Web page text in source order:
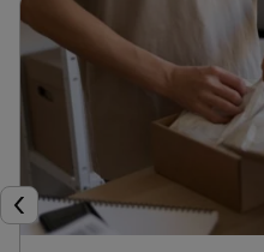
Précédent